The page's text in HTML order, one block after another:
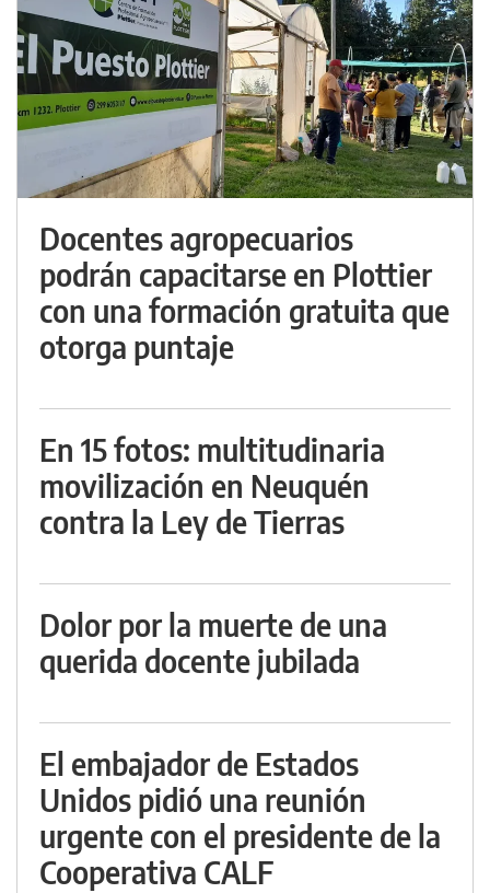
Docentes agropecuarios
podrán capacitarse en Plottier
con una formación gratuita que
otorga puntaje
En 15 fotos: multitudinaria
movilización en Neuquén
contra la Ley de Tierras
Dolor por la muerte de una
querida docente jubilada
El embajador de Estados
Unidos pidió una reunión
urgente con el presidente de la
Cooperativa CALF